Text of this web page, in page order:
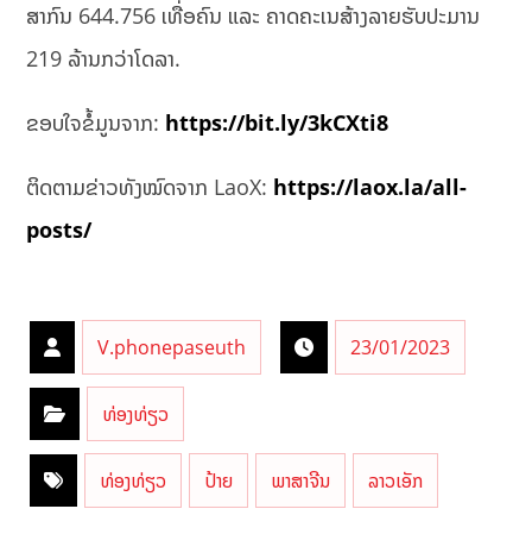
ສາກົນ 644.756 ເທື່ອຄົນ ແລະ ຄາດຄະເນສ້າງລາຍຮັບປະມານ
219 ລ້ານກວ່າໂດລາ.
ຂອບໃຈຂໍ້ມູນຈາກ: https://bit.ly/3kCXti8
ຕິດຕາມຂ່າວທັງໝົດຈາກ LaoX: https://laox.la/all-
posts/
V.phonepaseuth 23/01/2023
ທ່ອງທ່ຽວ
ທ່ອງທ່ຽວ ປ້າຍ ພາສາຈີນ ລາວເອັກ